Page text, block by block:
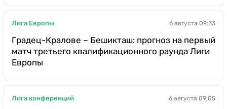
Лига Европы 6 августа 09:33
Градец-Кралове – Бешикташ: прогноз на первый
матч третьего квалификационного раунда Лиги
Европы
Лига конференций 6 августа 09:05